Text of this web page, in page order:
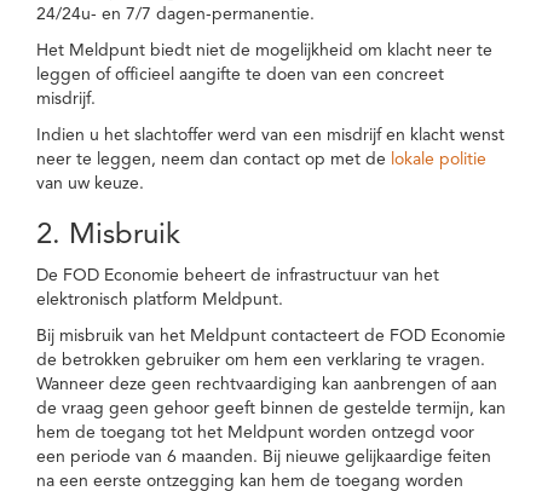
24/24u- en 7/7 dagen-permanentie.
Het Meldpunt biedt niet de mogelijkheid om klacht neer te
leggen of officieel aangifte te doen van een concreet
misdrijf.
Indien u het slachtoffer werd van een misdrijf en klacht wenst
neer te leggen, neem dan contact op met de lokale politie
van uw keuze.
2. Misbruik
De FOD Economie beheert de infrastructuur van het
elektronisch platform Meldpunt.
Bij misbruik van het Meldpunt contacteert de FOD Economie
de betrokken gebruiker om hem een verklaring te vragen.
Wanneer deze geen rechtvaardiging kan aanbrengen of aan
de vraag geen gehoor geeft binnen de gestelde termijn, kan
hem de toegang tot het Meldpunt worden ontzegd voor
een periode van 6 maanden. Bij nieuwe gelijkaardige feiten
na een eerste ontzegging kan hem de toegang worden